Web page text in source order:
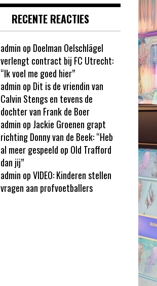
RECENTE REACTIES
admin op Doelman Oelschlägel
verlengt contract bij FC Utrecht:
“Ik voel me goed hier”
admin op Dit is de vriendin van
Calvin Stengs en tevens de
dochter van Frank de Boer
admin op Jackie Groenen grapt
richting Donny van de Beek: “Heb
al meer gespeeld op Old Trafford
dan jij”
admin opVIDEO: Kinderen stellen
vragen aan profvoetballers